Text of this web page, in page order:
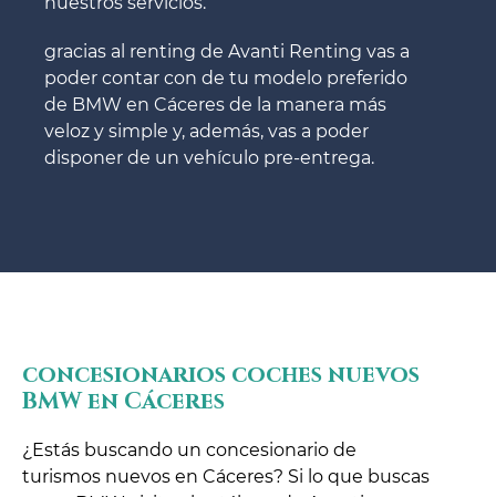
gracias al renting de Avanti Renting vas a
poder contar con de tu modelo preferido
de BMW en Cáceres de la manera más
veloz y simple y, además, vas a poder
disponer de un vehículo pre-entrega.
concesionarios coches nuevos
BMW en Cáceres
¿Estás buscando un concesionario de
turismos nuevos en Cáceres? Si lo que buscas